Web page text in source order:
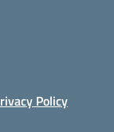
Policy